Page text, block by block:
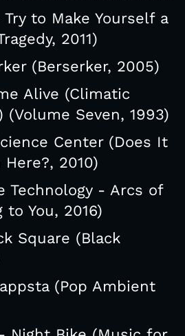
to Make Yourself a
2011)
(Berserker, 2005)
Alive (Climatic
(Volume Seven, 1993)
Center (Does It
2010)
Technology - Arcs of
to You, 2016)
Square (Black
(Pop Ambient